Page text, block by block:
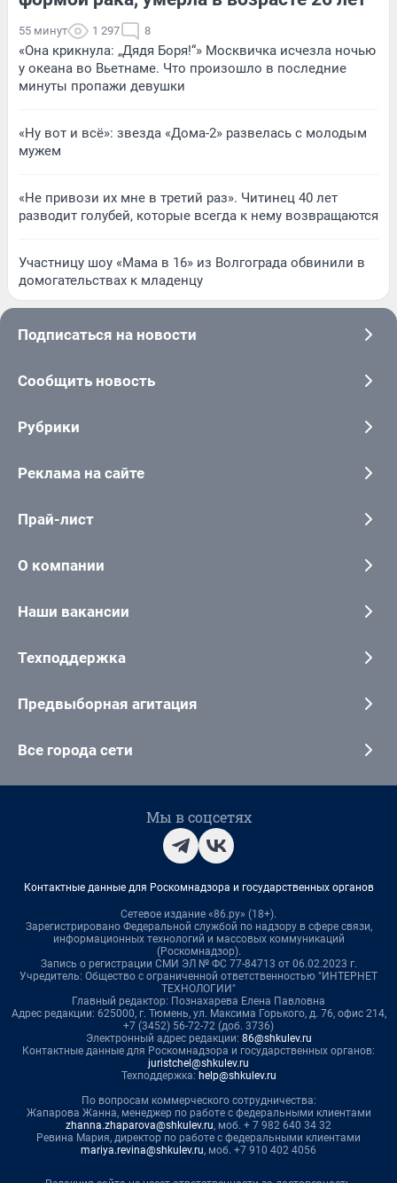
55 минут 1 297 8
«Она крикнула: „Дядя Боря!“» Москвичка исчезла ночью
у океана во Вьетнаме. Что произошло в последние
минуты пропажи девушки
«Ну вот и всё»: звезда «Дома-2» развелась с молодым
мужем
«Не привози их мне в третий раз». Читинец 40 лет
разводит голубей, которые всегда к нему возвращаются
Участницу шоу «Мама в 16» из Волгограда обвинили в
домогательствах к младенцу
Подписаться на новости
Сообщить новость
Рубрики
Реклама на сайте
Прай-лист
О компании
Наши вакансии
Техподдержка
Предвыборная агитация
Все города сети
Мы в соцсетях
Контактные данные для Роскомнадзора и государственных органов
Сетевое издание «86.ру» (18+).
Зарегистрировано Федеральной службой по надзору в сфере связи,
информационных технологий и массовых коммуникаций
(Роскомнадзор).
Запись о регистрации СМИ ЭЛ № ФС 77-84713 от 06.02.2023 г.
Учредитель: Общество с ограниченной ответственностью "ИНТЕРНЕТ
ТЕХНОЛОГИИ"
Главный редактор: Познахарева Елена Павловна
Адрес редакции: 625000, г. Тюмень, ул. Максима Горького, д. 76, офис 214,
+7 (3452) 56-72-72 (доб. 3736)
Электронный адрес редакции: 86@shkulev.ru
Контактные данные для Роскомнадзора и государственных органов:
juristchel@shkulev.ru
Техподдержка: help@shkulev.ru
По вопросам коммерческого сотрудничества:
Жапарова Жанна, менеджер по работе с федеральными клиентами
zhanna.zhaparova@shkulev.ru, моб. + 7 982 640 34 32
Ревина Мария, директор по работе с федеральными клиентами
mariya.revina@shkulev.ru, моб. +7 910 402 4056